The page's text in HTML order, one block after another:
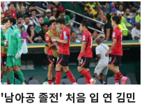
'남아공 졸전' 처음 입 연 김민